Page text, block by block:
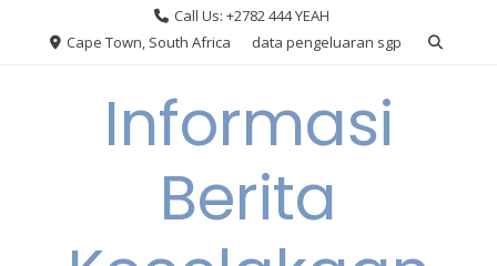
Call Us: +2782 444 YEAH
Cape Town, South Africa
data pengeluaran sgp
Informasi
Berita